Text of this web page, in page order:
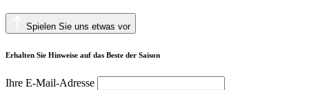
Spielen Sie uns etwas vor
Erhalten Sie Hinweise auf das Beste der Saison
Ihre E-Mail-Adresse